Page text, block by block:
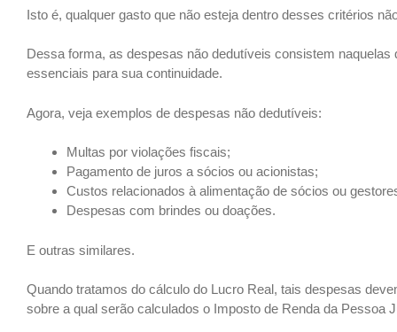
Isto é, qualquer gasto que não esteja dentro desses critérios
Dessa forma, as despesas não dedutíveis consistem
essenciais para sua continuidade.
Agora, veja exemplos de despesas não dedutíveis:
Multas por violações fiscais;
Pagamento de juros a sócios ou acionistas;
Custos relacionados à alimentação de sócios ou
Despesas com brindes ou doações.
E outras similares.
Quando tratamos do cálculo do Lucro Real, tais despesas
sobre a qual serão calculados o Imposto de Renda da